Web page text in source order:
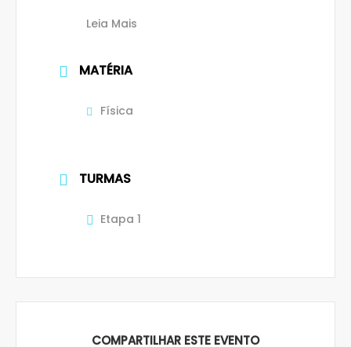
Leia Mais
MATÉRIA
Física
TURMAS
Etapa 1
COMPARTILHAR ESTE EVENTO